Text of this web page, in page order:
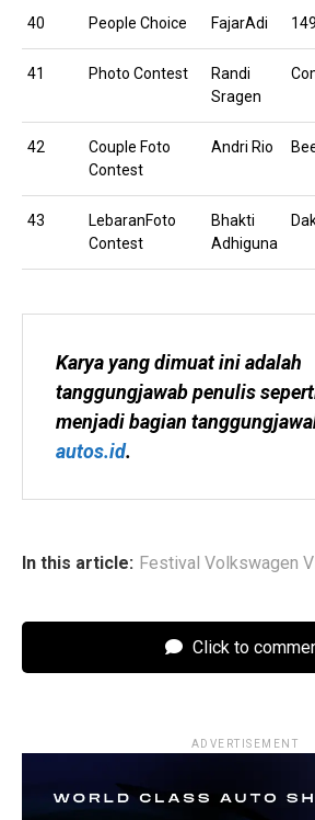
40 People Choice FajarAdi
41 Photo Contest
Randi
Sragen
42
Couple Foto
Contest
Andri Rio
43
LebaranFoto
Contest
Bhakti
Adhiguna
Karya yang dimuat ini adalah
tanggungjawab penulis
autos.id.
In this article: Festival Volkswagen
Click to
ADVERTISEMENT